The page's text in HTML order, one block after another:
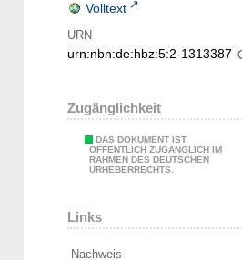
Volltext
URN
urn:nbn:de:hbz:5:2-1313387
Zugänglichkeit
DAS DOKUMENT IST
ÖFFENTLICH ZUGÄNGLICH IM
RAHMEN DES DEUTSCHEN
URHEBERRECHTS.
Links
Nachweis